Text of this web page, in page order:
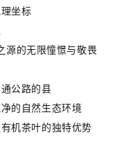
坐标
源的无限憧憬与敬畏
公路的县
的自然生态环境
机茶叶的独特优势